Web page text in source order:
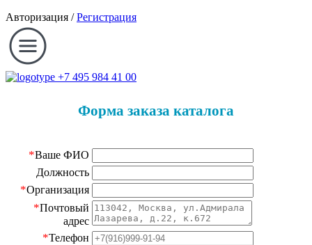
Авторизация /Регистрация
+7 495 984 41 00
Форма заказа каталога
*Ваше ФИО
Должность
*Организация
*Почтовый
адрес
*Телефон